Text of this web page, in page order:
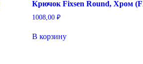
Крючок Fixsen Round, Хром
1008,00 ₽
В корзину